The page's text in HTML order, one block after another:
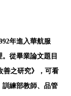
年進入華航服
從畢業論文題目
善之研究》，可看
訓練部教師、品管